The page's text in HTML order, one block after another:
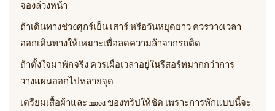
จองล่วงหน้า
ถ้าเดินทางช่วงศุกร์เย็น เสาร์ หรือวันหยุดยาว ควรวางเวลา
ออกเดินทางให้เหมาะเพื่อลดความล้าจากรถติด
ถ้าตั้งใจมาพักจริง ควรเผื่อเวลาอยู่ในรีสอร์ทมากกว่าการ
วางแผนออกไปหลายจุด
เตรียมเสื้อผ้าและ mood ของทริปให้ชัด เพราะการพักแบบนี้จะ